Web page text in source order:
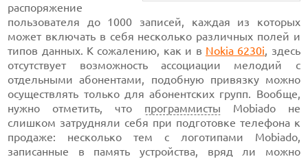
распоряжение
пользователя до 1000 записей, каждая из которых
может включать в себя несколько различных полей и
типов данных. К сожалению, как и в Nokia 6230i, здесь
отсутствует возможность ассоциации мелодий с
отдельными абонентами, подобную привязку можно
осуществлять только для абонентских групп. Вообще,
нужно отметить, что программисты Mobiado не
слишком затрудняли себя при подготовке телефона к
продаже: несколько тем с логотипами Mobiado,
записанные в память устройства, вряд ли можно